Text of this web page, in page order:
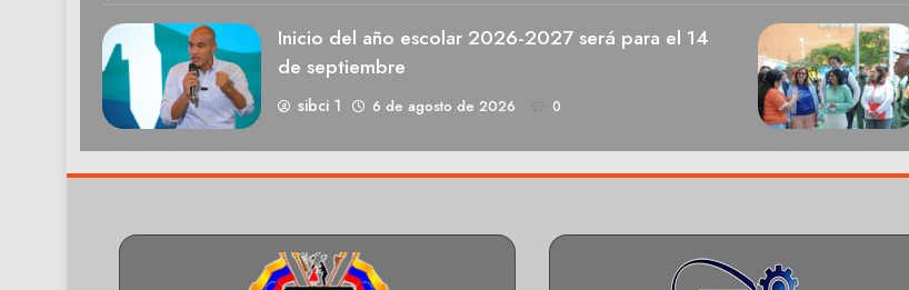
Inicio del año escolar 2026-2027 será para el 14
de septiembre
sibci 1 6 de agosto de 2026 0